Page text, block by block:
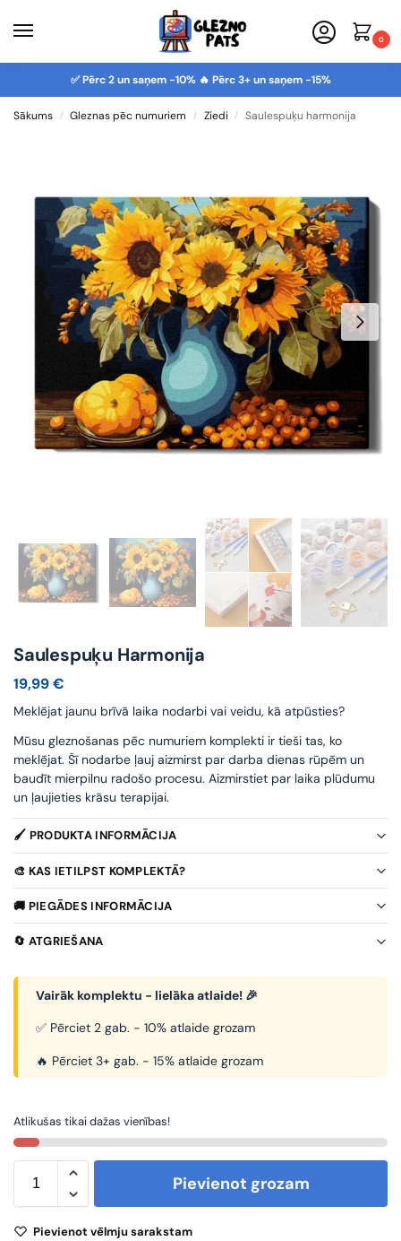
0
✅ Pērc 2 un saņem -10% 🔥 Pērc 3+ un saņem -15%
Sākums / Gleznas pēc numuriem / Ziedi / Saulespuķu harmonija
Saulespuķu Harmonija
19,99€
Meklējat jaunu brīvā laika nodarbi vai veidu, kā atpūsties?
Mūsu gleznošanas pēc numuriem komplekti ir tieši tas, ko
meklējat. Šī nodarbe ļauj aizmirst par darba dienas rūpēm un
baudīt mierpilnu radošo procesu. Aizmirstiet par laika plūdumu
un ļaujieties krāsu terapijai.
🖌️ PRODUKTA INFORMĀCIJA
🎨 KAS IETILPST KOMPLEKTĀ?
🚚 PIEGĀDES INFORMĀCIJA
🔄 ATGRIEŠANA
Vairāk komplektu - lielāka atlaide! 🎉
✅ Pērciet 2 gab. - 10% atlaide grozam
🔥 Pērciet 3+ gab. - 15% atlaide grozam
Atlikušas tikai dažas vienības!
Pievienot grozam
Pievienot vēlmju sarakstam